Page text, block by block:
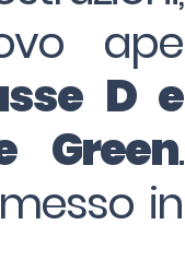
ape
D e
Green.
in